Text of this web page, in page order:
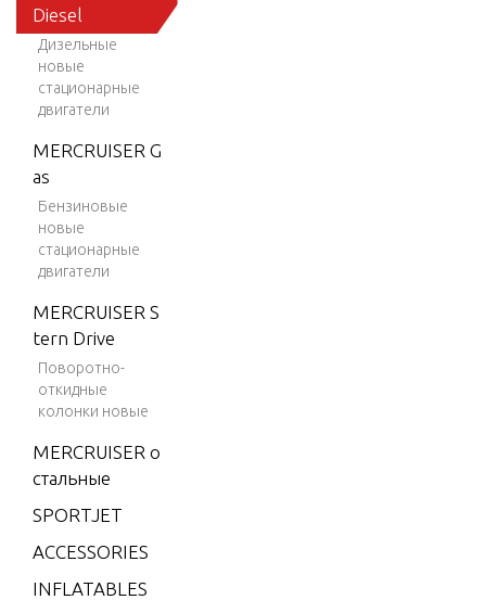
Diesel
Дизельные
новые
стационарные
двигатели
MERCRUISER G
as
Бензиновые
новые
стационарные
двигатели
MERCRUISER S
tern Drive
Поворотно-
откидные
колонки новые
MERCRUISER о
стальные
SPORTJET
ACCESSORIES
INFLATABLES